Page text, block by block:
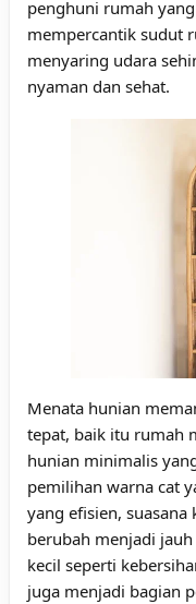
penghuni rumah
mempercantik sudut
menyaring udara
nyaman dan sehat.
Menata hunian
tepat, baik itu rumah
hunian minimalis
pemilihan warna cat
yang efisien,
berubah menjadi
kecil seperti
juga menjadi bagian